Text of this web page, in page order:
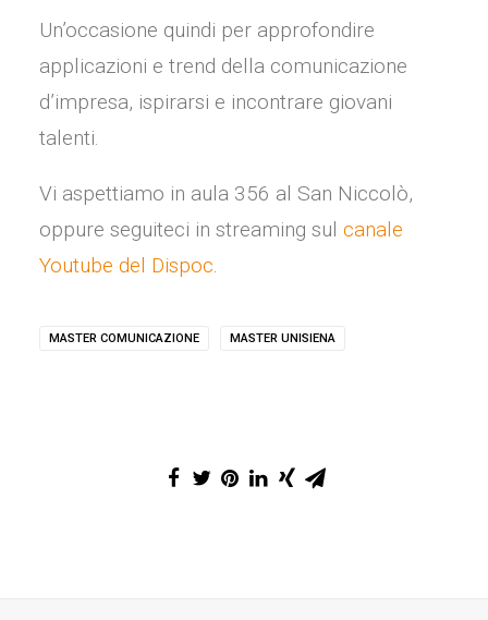
Un’occasione quindi per approfondire
applicazioni e trend della comunicazione
d’impresa, ispirarsi e incontrare giovani
talenti.
Vi aspettiamo in aula 356 al San Niccolò,
oppure seguiteci in streaming sul canale
Youtube del Dispoc.
MASTER COMUNICAZIONE MASTER UNISIENA